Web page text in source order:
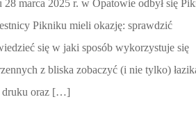
marca 2025 r. w Opatowie odbył się
Pikniku mieli okazję: sprawdzić
się w jaki sposób wykorzystuje się
z bliska zobaczyć (i nie tylko)
druku oraz […]